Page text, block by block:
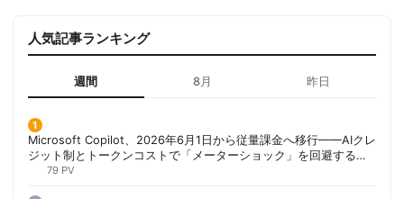
人気記事ランキング
週間 8月 昨日
Microsoft Copilot、2026年6月1日から従量課金へ移行——AIクレ
ジット制とトークンコストで「メーターショック」を回避する方
法 | 胡田昌彦
79 PV